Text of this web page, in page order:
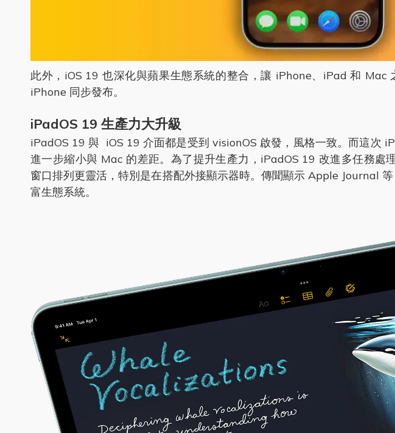
此外，iOS 19 也深化與蘋果生態系統的整合，讓 iPhone、iPad 和 Mac
iPhone 同步發布。
iPadOS 19 生產力大升級
iPadOS 19 與 iOS 19 介面都是受到 visionOS 啟發，風格一致。而這次
進一步縮小與 Mac 的差距。為了提升生產力，iPadOS 19 改進多任務
窗口排列更靈活，特別是在搭配外接顯示器時。傳聞顯示 Apple Journal
富生態系統。